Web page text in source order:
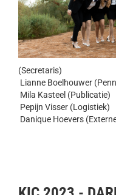
(Secretaris)
Lianne Boelhouwer
Mila Kasteel (Publicatie)
Pepijn Visser (Logistiek)
Danique Hoevers